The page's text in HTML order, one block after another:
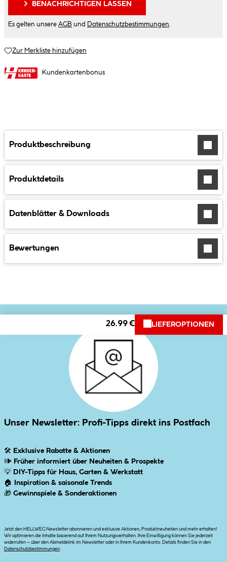
BENACHRICHTIGEN LASSEN
Es gelten unsere AGB und Datenschutzbestimmungen
Zur Merkliste hinzufügen
Kundenkartenbonus
Produktbeschreibung
Produktdetails
Datenblätter & Downloads
Bewertungen
26.99 € LIEFEROPTIONEN
Unser Newsletter: Profi-Tipps direkt ins Postfach
🛠 Exklusive Rabatte & Aktionen
🕪 Früher informiert über Neuheiten & Prospekte
💡 DIY-Tipps für Haus, Garten & Werkstatt
🏠
Inspiration & saisonale Trends
🎁 Gewinnspiele & Sonderaktionen
Jetzt den HELLWEG Newsletter abonnieren und exklusive Aktionen, Produktneuheiten und mehr erhalten!
Wir optimieren die Inhalte basierend auf Ihrem Nutzungsverhalten. Ihre Einwilligung können Sie jederzeit
widerrufen – über den Abmeldelink im Newsletter oder in Ihrem Kundenkonto. Details finden Sie in den
Datenschutzbestimmungen